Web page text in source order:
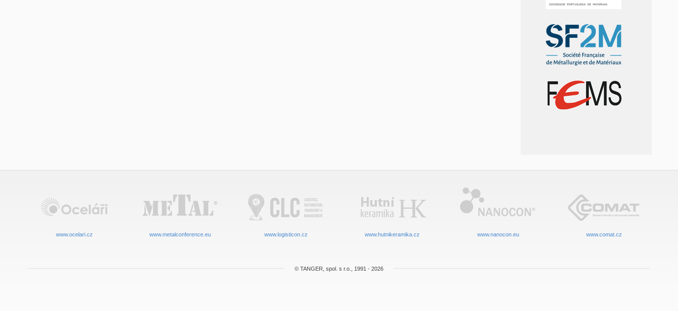
www.ocelari.cz www.metalconference.eu www.logisticon.cz www.hutnikeramika.cz www.nanocon.eu www.comat.cz
© TANGER, spol. s r.o., 1991 - 2026